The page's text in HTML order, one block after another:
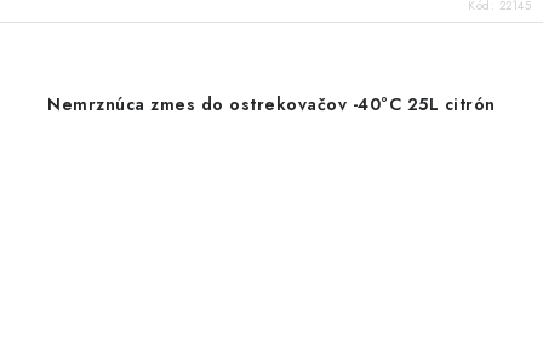
Kód: 22145
Nemrznúca zmes do ostrekovačov -40°C 25L citrón